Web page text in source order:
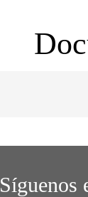
Síguenos